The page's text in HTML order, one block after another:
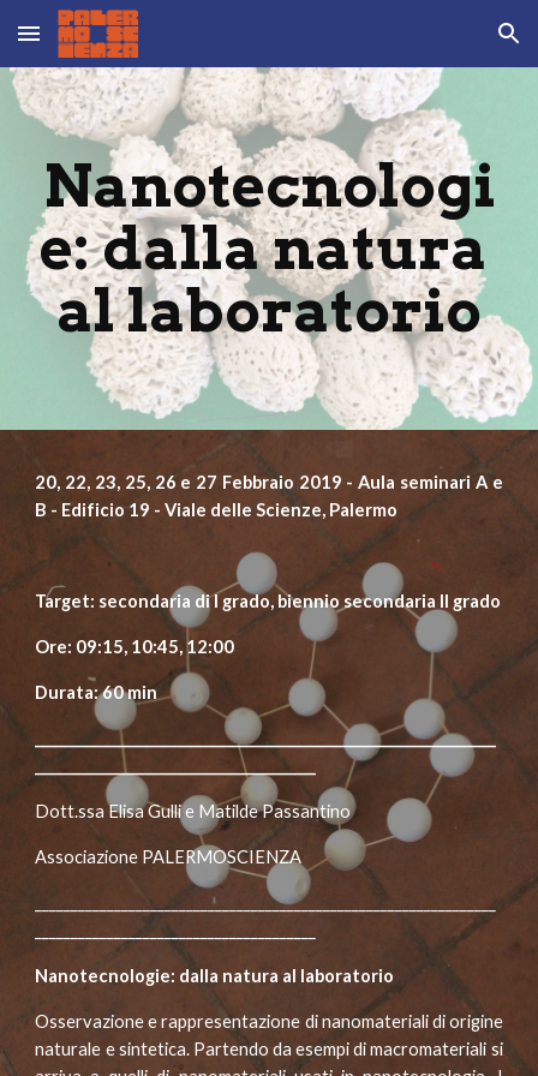
Skip to main content Skip to navigation
Nanotecnologi
e: dalla natura
al laboratorio
20, 22, 23, 25, 26 e 27 Febbraio 2019 - Aula seminari A e
B - Edificio 19 - Viale delle Scienze, Palermo
Target: secondaria di I grado, biennio secondaria II grado
Ore: 09:15, 10:45, 12:00
Durata: 60 min
________________________________________________________________
_______________________________________
Dott.ssa Elisa Gulli e Matilde Passantino
Associazione PALERMOSCIENZA
________________________________________________________________
_______________________________________
Nanotecnologie: dalla natura al laboratorio
Osservazione e rappresentazione di nanomateriali di origine
naturale e sintetica. Partendo da esempi di macromateriali si